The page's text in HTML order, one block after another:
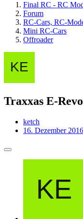
Final RC - RC
Forum
RC-Cars, RC-
Mini RC-Cars
Offroader
Traxxas E-
ketch
16. Dezember